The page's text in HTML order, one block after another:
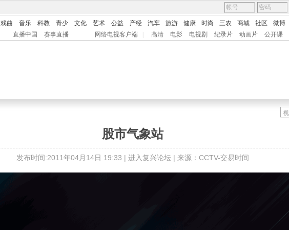
戏曲 音乐 科教 青少 文化 艺术 公益 产经 汽车 旅游 健康 时尚 三农 商城 社区 微博
直播中国 赛事直播 网络电视客户端 高清 电影 电视剧 纪录片 动画片 公开课
股市气象站
发布时间:2011年04月14日 19:33 | 进入复兴论坛 | 来源：CCTV-交易时间